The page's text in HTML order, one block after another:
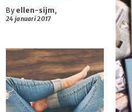
By ellen-sijm,
24 januari 2017